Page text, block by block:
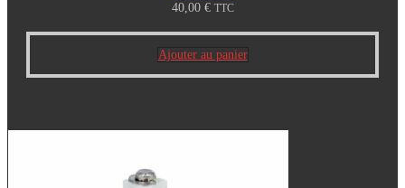
40,00 € TTC
Ajouter au panier